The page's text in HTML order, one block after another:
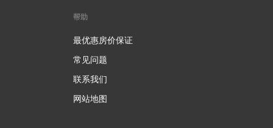
帮助
最优惠房价保证
常见问题
联系我们
网站地图